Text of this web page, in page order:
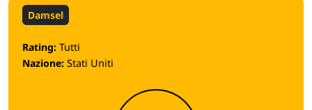
Damsel
Rating: Tutti
Nazione: Stati Uniti